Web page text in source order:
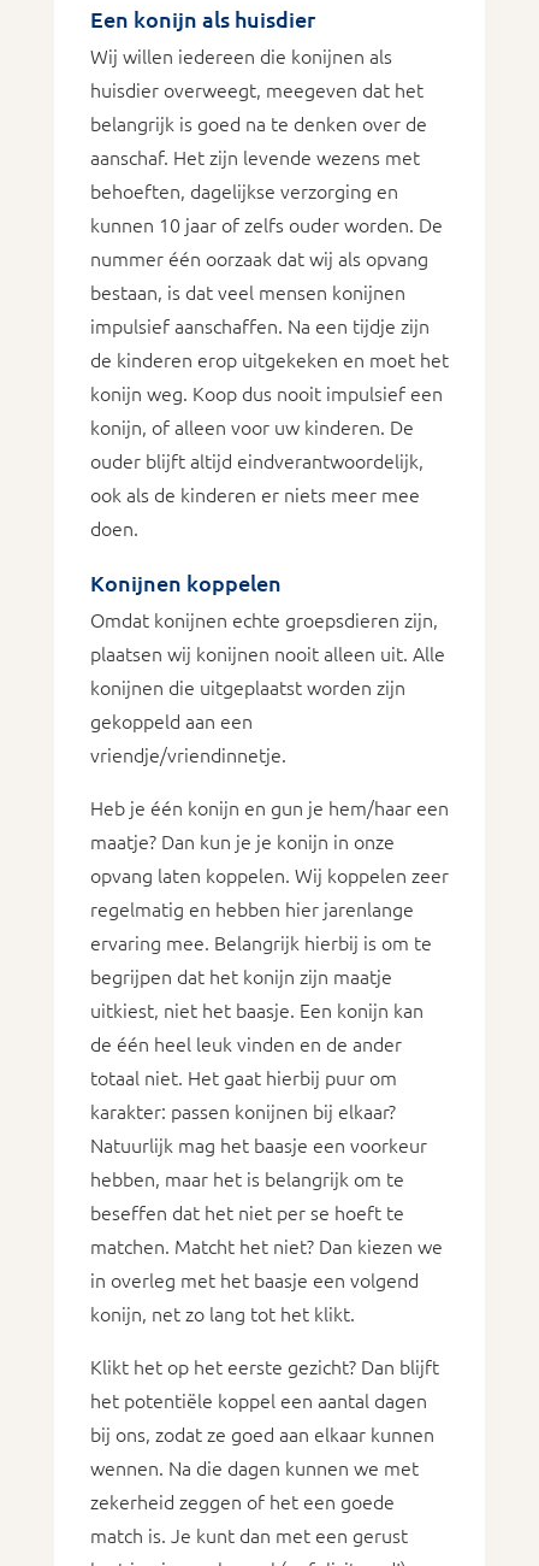
Een konijn als huisdier
Wij willen iedereen die konijnen als
huisdier overweegt, meegeven dat het
belangrijk is goed na te denken over de
aanschaf. Het zijn levende wezens met
behoeften, dagelijkse verzorging en
kunnen 10 jaar of zelfs ouder worden. De
nummer één oorzaak dat wij als opvang
bestaan, is dat veel mensen konijnen
impulsief aanschaffen. Na een tijdje zijn
de kinderen erop uitgekeken en moet het
konijn weg. Koop dus nooit impulsief een
konijn, of alleen voor uw kinderen. De
ouder blijft altijd eindverantwoordelijk,
ook als de kinderen er niets meer mee
doen.
Konijnen koppelen
Omdat konijnen echte groepsdieren zijn,
plaatsen wij konijnen nooit alleen uit. Alle
konijnen die uitgeplaatst worden zijn
gekoppeld aan een
vriendje/vriendinnetje.
Heb je één konijn en gun je hem/haar een
maatje? Dan kun je je konijn in onze
opvang laten koppelen. Wij koppelen zeer
regelmatig en hebben hier jarenlange
ervaring mee. Belangrijk hierbij is om te
begrijpen dat het konijn zijn maatje
uitkiest, niet het baasje. Een konijn kan
de één heel leuk vinden en de ander
totaal niet. Het gaat hierbij puur om
karakter: passen konijnen bij elkaar?
Natuurlijk mag het baasje een voorkeur
hebben, maar het is belangrijk om te
beseffen dat het niet per se hoeft te
matchen. Matcht het niet? Dan kiezen we
in overleg met het baasje een volgend
konijn, net zo lang tot het klikt.
Klikt het op het eerste gezicht? Dan blijft
het potentiële koppel een aantal dagen
bij ons, zodat ze goed aan elkaar kunnen
wennen. Na die dagen kunnen we met
zekerheid zeggen of het een goede
match is. Je kunt dan met een gerust